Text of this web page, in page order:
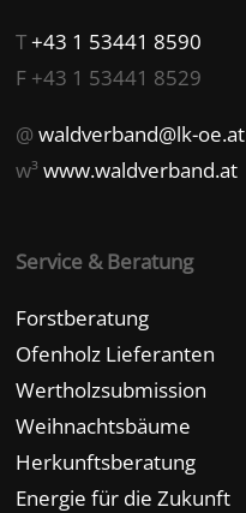
T+43 1 53441 8590
F +43 1 53441 8529
@waldverband@lk-oe.at
w³www.waldverband.at
Service & Beratung
Forstberatung
Ofenholz Lieferanten
Wertholzsubmission
Weihnachtsbäume
Herkunftsberatung
Energie für die Zukunft